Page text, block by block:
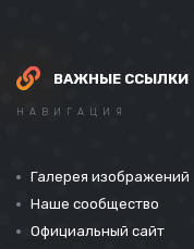
ВАЖНЫЕ ССЫЛКИ
НАВИГАЦИЯ
Галерея изображений
Наше сообщество
Официальный сайт